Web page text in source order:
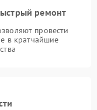
ремонт
провести
в кратчайшие